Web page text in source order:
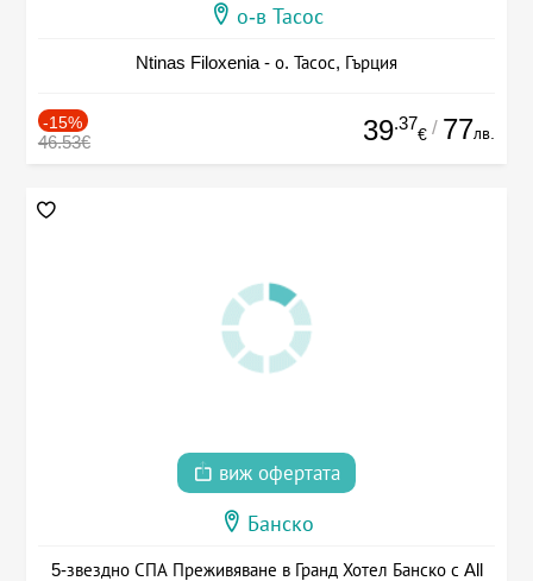
о-в Тасос
Ntinas Filoxenia - о. Тасос, Гърция
-15%
46.53€ 39.37
€ / 77лв.
виж офертата
Банско
5-звездно СПА Преживяване в Гранд Хотел Банско с All